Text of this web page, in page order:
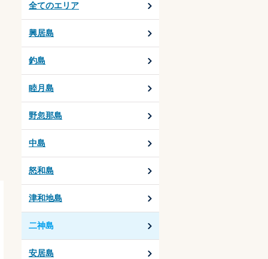
全てのエリア
興居島
釣島
睦月島
野忽那島
中島
怒和島
津和地島
二神島
安居島